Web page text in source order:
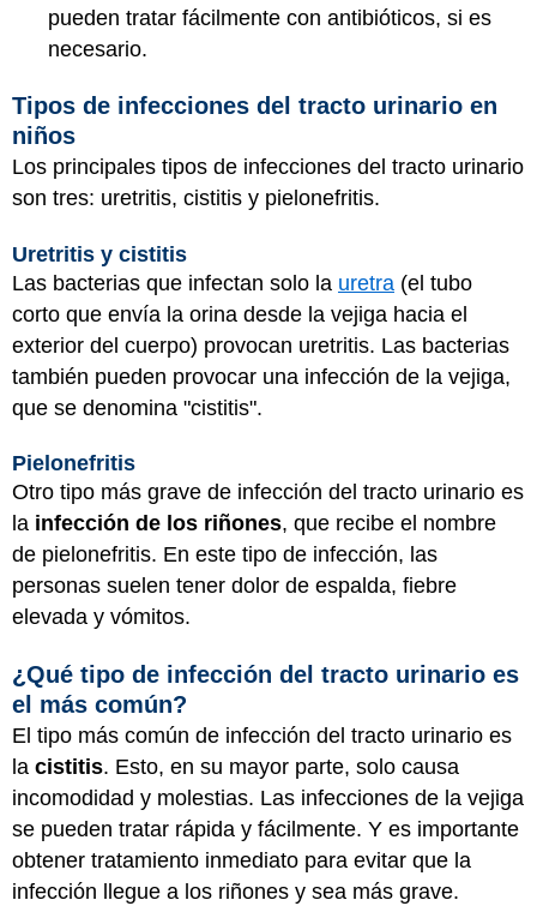
pueden tratar fácilmente con antibióticos, si es
necesario.
Tipos de infecciones del tracto urinario en
niños
Los principales tipos de infecciones del tracto urinario
son tres: uretritis, cistitis y pielonefritis.
Uretritis y cistitis
Las bacterias que infectan solo la uretra (el tubo
corto que envía la orina desde la vejiga hacia el
exterior del cuerpo) provocan uretritis. Las bacterias
también pueden provocar una infección de la vejiga,
que se denomina "cistitis".
Pielonefritis
Otro tipo más grave de infección del tracto urinario es
la infección de los riñones, que recibe el nombre
de pielonefritis. En este tipo de infección, las
personas suelen tener dolor de espalda, fiebre
elevada y vómitos.
¿Qué tipo de infección del tracto urinario es
el más común?
El tipo más común de infección del tracto urinario es
la cistitis. Esto, en su mayor parte, solo causa
incomodidad y molestias. Las infecciones de la vejiga
se pueden tratar rápida y fácilmente. Y es importante
obtener tratamiento inmediato para evitar que la
infección llegue a los riñones y sea más grave.